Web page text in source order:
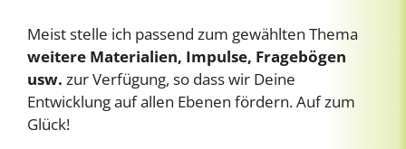
Meist stelle ich passend zum gewählten Thema
weitere Materialien, Impulse, Fragebögen
usw. zur Verfügung, so dass wir Deine
Entwicklung auf allen Ebenen fördern. Auf zum
Glück!